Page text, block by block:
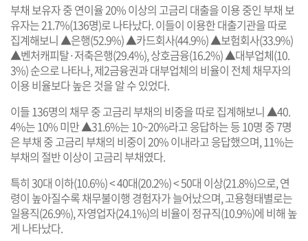
부채 보유자 중 연이율 20% 이상의 고금리 대출을 이용 중인 부채 보
유자는 21.7%(136명)로 나타났다. 이들이 이용한 대출기관을 따로
집계해보니 ▲은행(52.9%) ▲카드회사(44.9%) ▲보험회사(33.9%)
▲벤처캐피탈·저축은행(29.4%), 상호금융(16.2%) ▲대부업체(10.
3%) 순으로 나타나, 제2금융권과 대부업체의 비율이 전체 채무자의
이용 비율보다 높은 것을 알 수 있었다.
이들 136명의 채무 중 고금리 부채의 비중을 따로 집계해보니 ▲40.
4%는 10% 미만 ▲31.6%는 10~20%라고 응답하는 등 10명 중 7명
은 부채 중 고금리 부채의 비중이 20% 이내라고 응답했으며, 11%는
부채의 절반 이상이 고금리 부채였다.
특히 30대 이하(10.6%) < 40대(20.2%) < 50대 이상(21.8%)으로, 연
령이 높아질수록 채무불이행 경험자가 늘어났으며, 고용형태별로는
일용직(26.9%), 자영업자(24.1%)의 비율이 정규직(10.9%)에 비해 높
게 나타났다.